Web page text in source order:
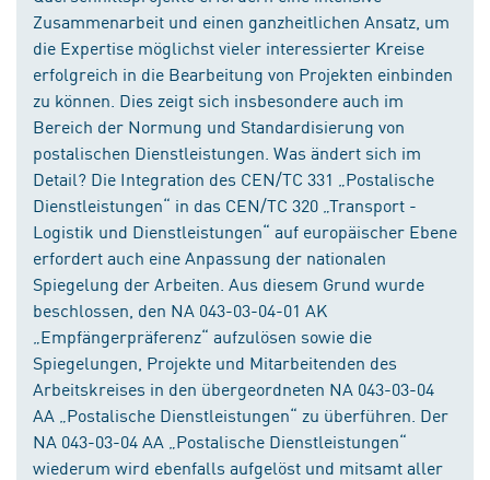
Zusammenarbeit und einen ganzheitlichen Ansatz, um
die Expertise möglichst vieler interessierter Kreise
erfolgreich in die Bearbeitung von Projekten einbinden
zu können. Dies zeigt sich insbesondere auch im
Bereich der Normung und Standardisierung von
postalischen Dienstleistungen. Was ändert sich im
Detail? Die Integration des CEN/TC 331 „Postalische
Dienstleistungen“ in das CEN/TC 320 „Transport -
Logistik und Dienstleistungen“ auf europäischer Ebene
erfordert auch eine Anpassung der nationalen
Spiegelung der Arbeiten. Aus diesem Grund wurde
beschlossen, den NA 043-03-04-01 AK
„Empfängerpräferenz“ aufzulösen sowie die
Spiegelungen, Projekte und Mitarbeitenden des
Arbeitskreises in den übergeordneten NA 043-03-04
AA „Postalische Dienstleistungen“ zu überführen. Der
NA 043-03-04 AA „Postalische Dienstleistungen“
wiederum wird ebenfalls aufgelöst und mitsamt aller